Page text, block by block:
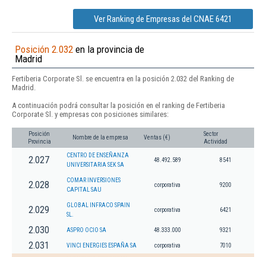
Ver Ranking de Empresas del CNAE 6421
Posición 2.032 en la provincia de
Madrid
Fertiberia Corporate Sl. se encuentra en la posición 2.032 del Ranking de
Madrid.
A continuación podrá consultar la posición en el ranking de Fertiberia
Corporate Sl. y empresas con posiciones similares:
Posición
Provincia
Nombre de la empresa Ventas (€)
Sector
Actividad
2.027
CENTRO DE ENSEÑANZA
UNIVERSITARIA SEK SA
48.492.589 8541
2.028
COMAR INVERSIONES
CAPITAL SAU
corporativa 9200
2.029
GLOBAL INFRACO SPAIN
SL.
corporativa 6421
2.030 ASPRO OCIO SA 48.333.000 9321
2.031 VINCI ENERGIES ESPAÑA SA corporativa 7010